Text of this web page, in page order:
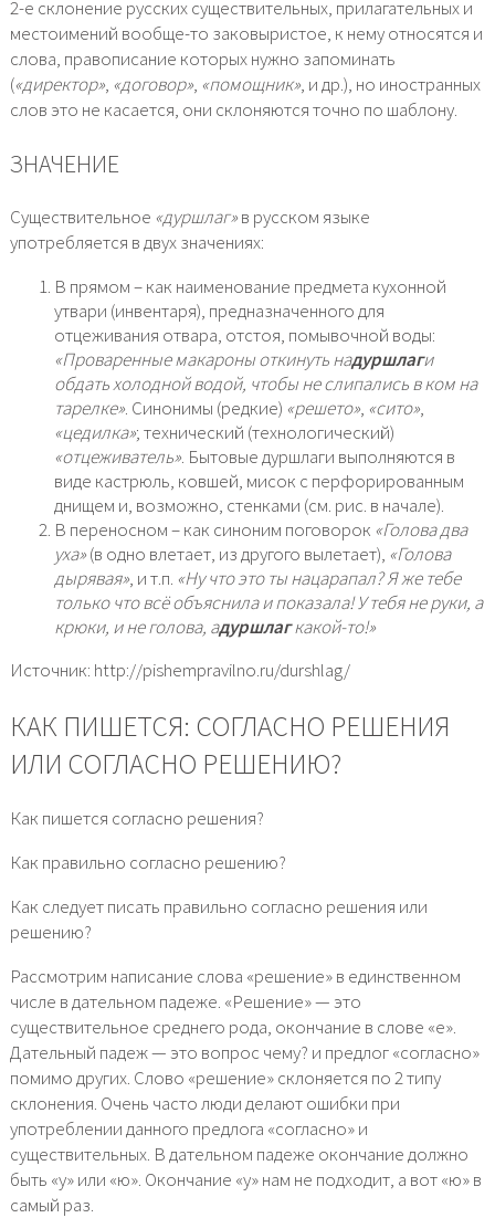
2-е склонение русских существительных, прилагательных и
местоимений вообще-то заковыристое, к нему относятся и
слова, правописание которых нужно запоминать
(«директор», «договор», «помощник», и др.), но иностранных
слов это не касается, они склоняются точно по шаблону.
ЗНАЧЕНИЕ
Существительное «дуршлаг»в русском языке
употребляется в двух значениях:
В прямом – как наименование предмета кухонной
утвари (инвентаря), предназначенного для
отцеживания отвара, отстоя, помывочной воды:
«Проваренные макароны откинуть надуршлаги
обдать холодной водой, чтобы не слипались в ком на
тарелке». Синонимы (редкие) «решето», «сито»,
«цедилка»; технический (технологический)
«отцеживатель». Бытовые дуршлаги выполняются в
виде кастрюль, ковшей, мисок с перфорированным
днищем и, возможно, стенками (см. рис. в начале).
В переносном – как синоним поговорок «Голова два
уха»(в одно влетает, из другого вылетает), «Голова
дырявая», и т.п. «Ну что это ты нацарапал? Я же тебе
только что всё объяснила и показала! У тебя не руки, а
крюки, и не голова, адуршлагкакой-то!»
Источник: http://pishempravilno.ru/durshlag/
КАК ПИШЕТСЯ: СОГЛАСНО РЕШЕНИЯ
ИЛИ СОГЛАСНО РЕШЕНИЮ?
Как пишется согласно решения?
Как правильно согласно решению?
Как следует писать правильно согласно решения или
решению?
Рассмотрим написание слова «решение» в единственном
числе в дательном падеже. «Решение» — это
существительное среднего рода, окончание в слове «е».
Дательный падеж — это вопрос чему? и предлог «согласно»
помимо других. Слово «решение» склоняется по 2 типу
склонения. Очень часто люди делают ошибки при
употреблении данного предлога «согласно» и
существительных. В дательном падеже окончание должно
быть «у» или «ю». Окончание «у» нам не подходит, а вот «ю» в
самый раз.